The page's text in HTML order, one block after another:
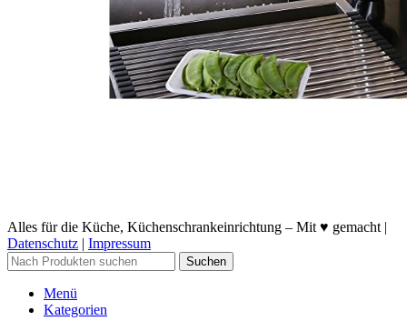
Alles für die Küche, Küchenschrankeinrichtung – Mit ♥ gemacht |
Datenschutz | Impressum
Suchen
Menü
Kategorien